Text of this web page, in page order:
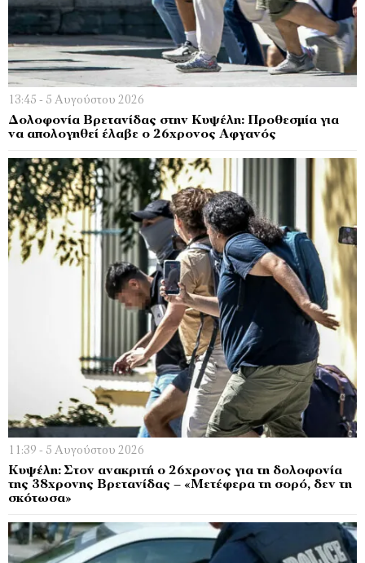
13:45 - 5 Αυγούστου 2026
Δολοφονία Βρετανίδας στην Κυψέλη: Προθεσμία για
να απολογηθεί έλαβε ο 26χρονος Αφγανός
11:39 - 5 Αυγούστου 2026
Κυψέλη: Στον ανακριτή ο 26χρονος για τη δολοφονία
της 38χρονης Βρετανίδας – «Μετέφερα τη σορό, δεν τη
σκότωσα»